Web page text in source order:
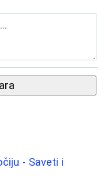
- Saveti i